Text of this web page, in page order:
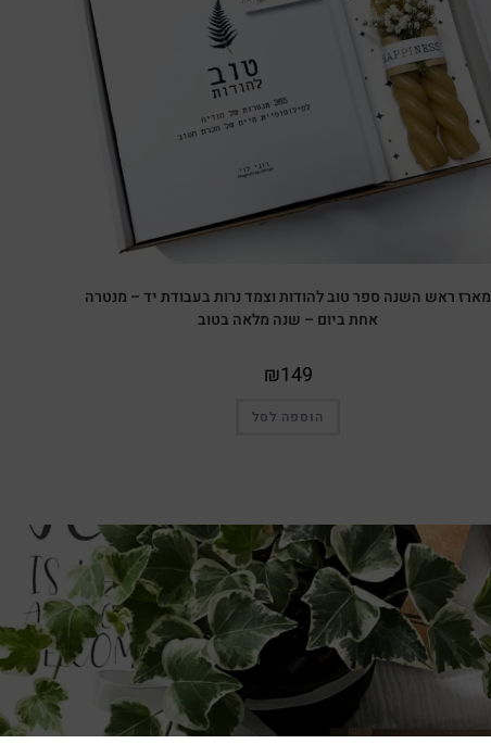
מארז ראש השנה ספר טוב להודות וצמד נרות בעבודת יד – מנטרה
אחת ביום – שנה מלאה בטוב
₪149
הוספה לסל